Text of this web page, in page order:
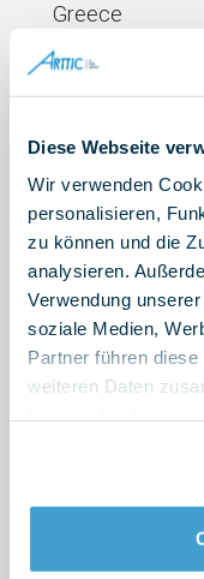
Diese Webseite
Wir verwenden
personalisieren,
zu können und die
analysieren.
Verwendung
soziale Medien,
Partner führen
weiteren Daten
Greece
SINTEF
UNIVERSITE DE
TECHNISCHE
Germany
SpinDrive Oy,
SOCIETE
GAZ, Tunisia
MOTOR OIL
A.E., Greece
ARTTIC
HAUTE ECOLE
Andreas
Senior